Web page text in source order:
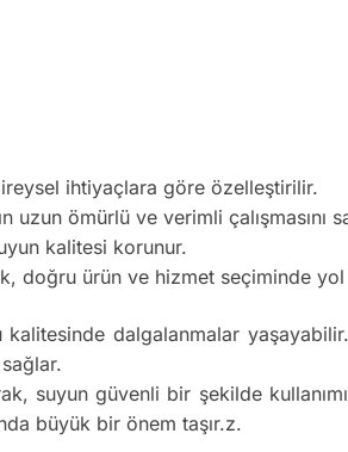
ihtiyaçlara göre özelleştirilir.
uzun ömürlü ve verimli çalışmasını
kalitesi korunur.
doğru ürün ve hizmet seçiminde
dalgalanmalar
güvenli bir şekilde
büyük bir önem taşır.z.